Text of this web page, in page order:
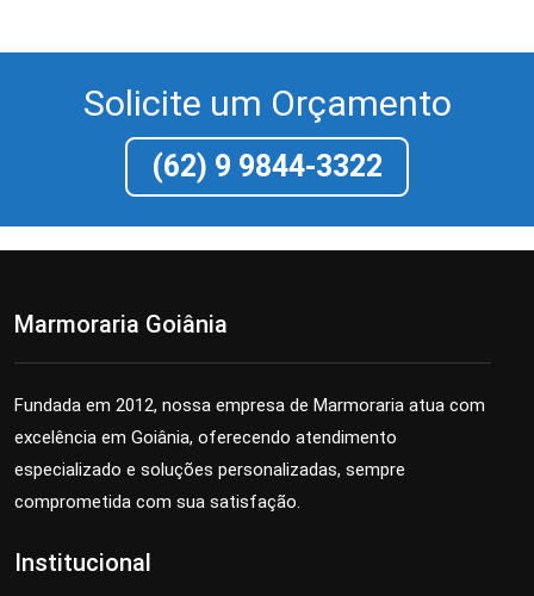
Solicite um Orçamento
(62) 9 9844-3322
Marmoraria Goiânia
Fundada em 2012, nossa empresa de Marmoraria atua com
excelência em Goiânia, oferecendo atendimento
especializado e soluções personalizadas, sempre
comprometida com sua satisfação.
Institucional